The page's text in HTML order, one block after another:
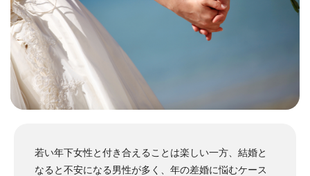
若い年下女性と付き合えることは楽しい一方、結婚と
なると不安になる男性が多く、年の差婚に悩むケース